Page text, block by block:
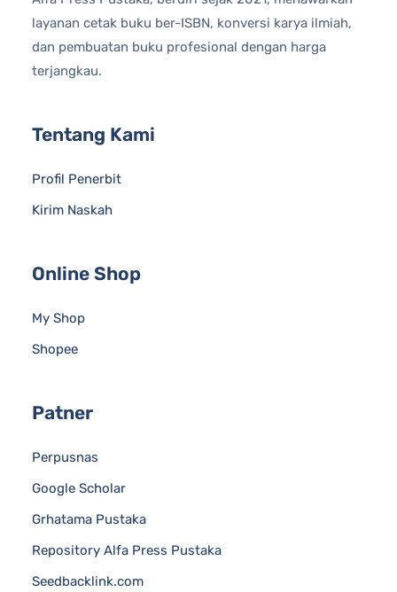
layanan cetak buku ber-ISBN, konversi karya ilmiah,
dan pembuatan buku profesional dengan harga
terjangkau.
Tentang Kami
Profil Penerbit
Kirim Naskah
Online Shop
My Shop
Shopee
Patner
Perpusnas
Google Scholar
Grhatama Pustaka
Repository Alfa Press Pustaka
Seedbacklink.com